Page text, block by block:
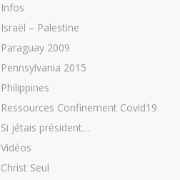
Infos
Israël – Palestine
Paraguay 2009
Pennsylvania 2015
Philippines
Ressources Confinement Covid19
Si jétais président…
Vidéos
Christ Seul